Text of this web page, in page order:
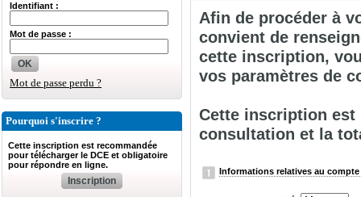
Identifiant :
Mot de passe :
OK
Mot de passe perdu ?
Pourquoi s'inscrire ?
Cette inscription est recommandée
pour télécharger le DCE et obligatoire
pour répondre en ligne.
Inscription
Afin de procéder à
convient de
cette inscription,
vos paramètres de
Cette inscription est
consultation et la
Informations relatives au